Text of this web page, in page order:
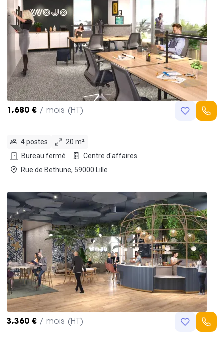
1,680 € / mois (HT)
4 postes
20 m²
Bureau fermé
Centre d'affaires
Rue de Bethune, 59000 Lille
3,360 € / mois (HT)